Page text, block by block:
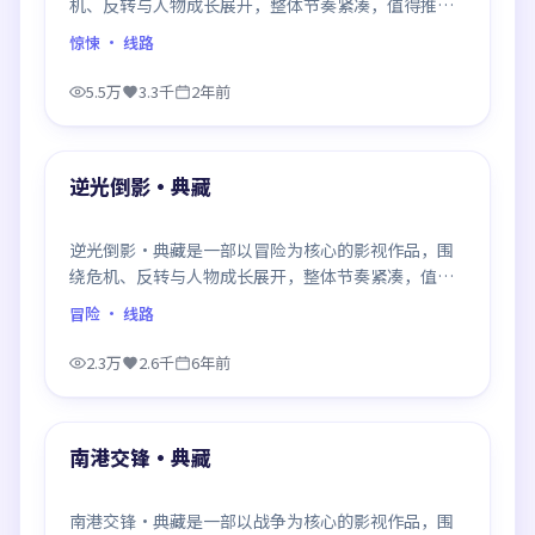
机、反转与人物成长展开，整体节奏紧凑，值得推荐
观看。
惊悚 · 线路
5.5万 3.3千 2年前
最新
逆光倒影·典藏
逆光倒影·典藏是一部以冒险为核心的影视作品，围
绕危机、反转与人物成长展开，整体节奏紧凑，值得
推荐观看。
冒险 · 线路
2.3万 2.6千 6年前
最新
南港交锋·典藏
南港交锋·典藏是一部以战争为核心的影视作品，围